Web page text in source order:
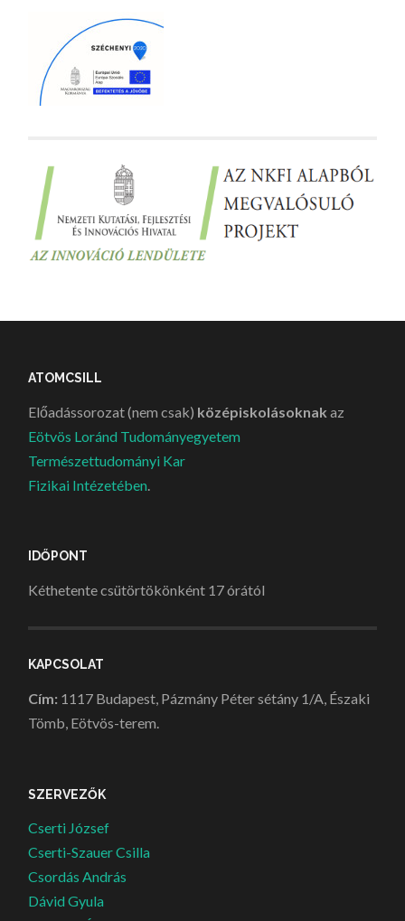
ATOMCSILL
Előadássorozat (nem csak) középiskolásoknak az
Eötvös Loránd Tudományegyetem
Természettudományi Kar
Fizikai Intézetében
IDŐPONT
Kéthetente csütörtökönként 17 órától
KAPCSOLAT
Cím: 1117 Budapest, Pázmány Péter sétány 1/A, Északi
Tömb, Eötvös-terem.
SZERVEZŐK
Cserti József
Cserti-Szauer Csilla
Csordás András
Dávid Gyula